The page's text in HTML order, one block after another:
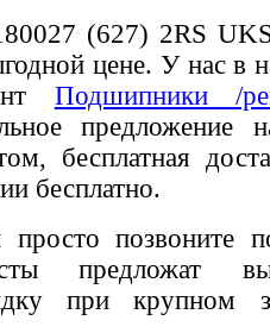
(627) 2RS
цене. У нас в
Подшипники /
предложение
бесплатная
бесплатно.
просто позвоните
предложат
при крупном